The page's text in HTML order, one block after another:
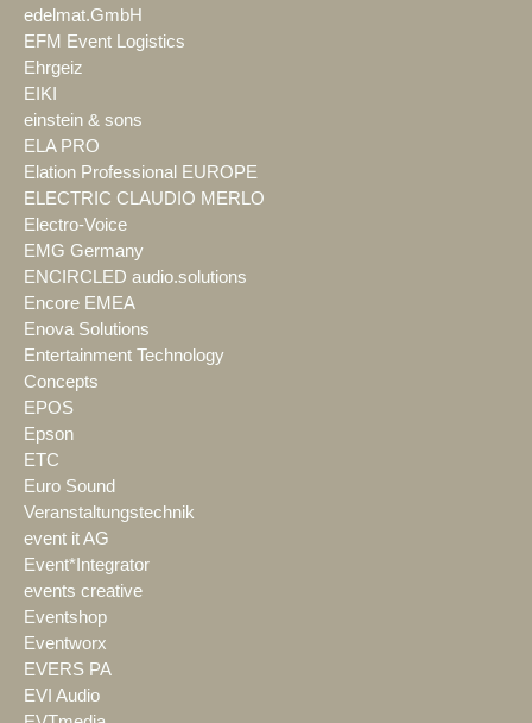
edelmat.GmbH
EFM Event Logistics
Ehrgeiz
EIKI
einstein & sons
ELA PRO
Elation Professional EUROPE
ELECTRIC CLAUDIO MERLO
Electro-Voice
EMG Germany
ENCIRCLED audio.solutions
Encore EMEA
Enova Solutions
Entertainment Technology
Concepts
EPOS
Epson
ETC
Euro Sound
Veranstaltungstechnik
event it AG
Event*Integrator
events creative
Eventshop
Eventworx
EVERS PA
EVI Audio